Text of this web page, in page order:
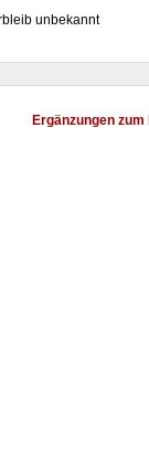
unbekannt
Ergänzungen